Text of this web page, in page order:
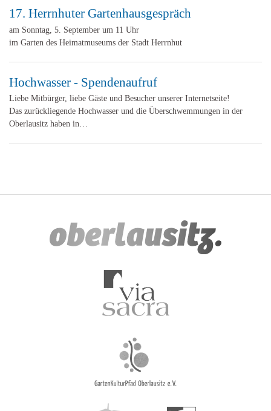
17. Herrnhuter Gartenhausgespräch
am Sonntag, 5. September um 11 Uhr
im Garten des Heimatmuseums der Stadt Herrnhut
Hochwasser - Spendenaufruf
Liebe Mitbürger, liebe Gäste und Besucher unserer Internetseite!
Das zurückliegende Hochwasser und die Überschwemmungen in der
Oberlausitz haben in…